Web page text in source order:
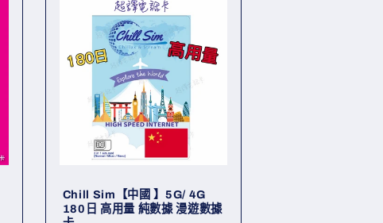
Chill Sim【中國 】5G/ 4G
180日 高用量 純數據 漫遊數據